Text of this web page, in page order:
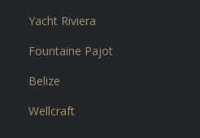
Yacht Riviera
Fountaine Pajot
Belize
Wellcraft